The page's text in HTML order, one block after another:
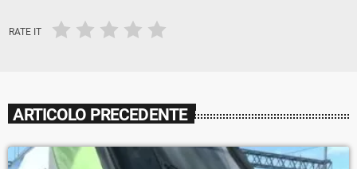
RATE IT
ARTICOLO PRECEDENTE